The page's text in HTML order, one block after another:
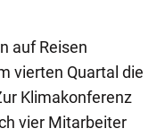
auf Reisen
vierten Quartal die
Klimakonferenz
vier Mitarbeiter